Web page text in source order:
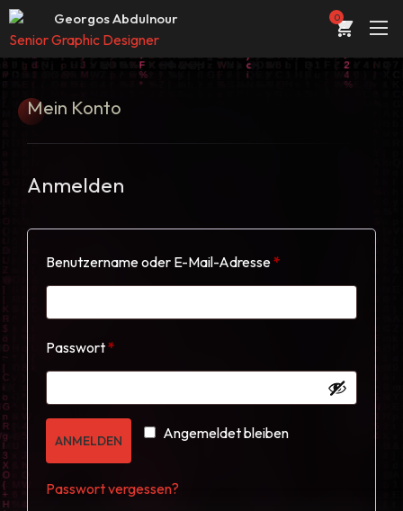
Georgos Abdulnour
Web Entwickler / Designer
Senior Graphic Designer
UI/UX Designer
Web Entwickler / Designer
0
PORTFOLIO
KONTAKT
STORE
BLOG
Mein Konto
Anmelden
Benutzername oder E-Mail-Adresse*
Passwort*
Angemeldet bleiben
ANMELDEN
Passwort vergessen?